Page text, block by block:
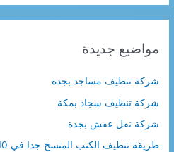
ح
ع
مواضيع جديدة
شركة تنظيف مساجد بجدة
شركة تنظيف سجاد بمكة
شركة نقل عفش بجدة
طريقة تنظيف الكنب المتسخ جدا في 10 دقائق